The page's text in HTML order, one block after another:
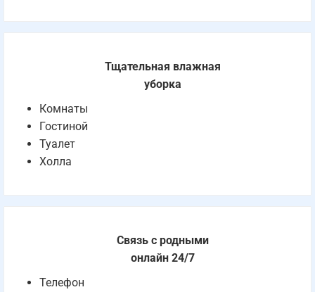
Тщательная влажная
уборка
Комнаты
Гостиной
Туалет
Холла
Связь с родными
онлайн 24/7
Телефон